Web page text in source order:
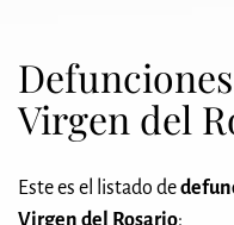
Virgen del
Este es el listado de